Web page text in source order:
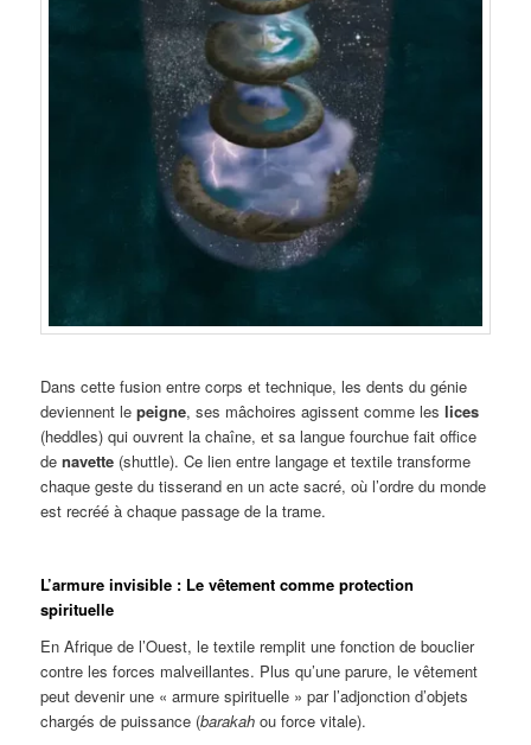
Dans cette fusion entre corps et technique, les dents du génie
deviennent lepeigne, ses mâchoires agissent comme leslices
(heddles) qui ouvrent la chaîne, et sa langue fourchue fait office
denavette (shuttle). Ce lien entre langage et textile transforme
chaque geste du tisserand en un acte sacré, où l’ordre du monde
est recréé à chaque passage de la trame.
L’armure invisible : Le vêtement comme protection
spirituelle
En Afrique de l’Ouest, le textile remplit une fonction de bouclier
contre les forces malveillantes. Plus qu’une parure, le vêtement
peut devenir une « armure spirituelle » par l’adjonction d’objets
chargés de puissance (barakah ou force vitale).